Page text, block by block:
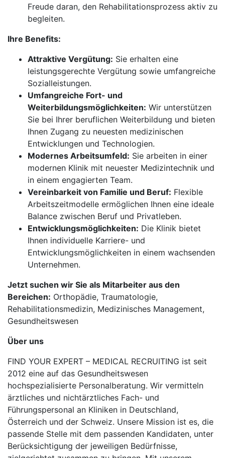
Freude daran, den Rehabilitationsprozess aktiv zu
begleiten.
Ihre Benefits:
Attraktive Vergütung: Sie erhalten eine
leistungsgerechte Vergütung sowie umfangreiche
Sozialleistungen.
Umfangreiche Fort- und
Weiterbildungsmöglichkeiten: Wir unterstützen
Sie bei Ihrer beruflichen Weiterbildung und bieten
Ihnen Zugang zu neuesten medizinischen
Entwicklungen und Technologien.
Modernes Arbeitsumfeld: Sie arbeiten in einer
modernen Klinik mit neuester Medizintechnik und
in einem engagierten Team.
Vereinbarkeit von Familie und Beruf: Flexible
Arbeitszeitmodelle ermöglichen Ihnen eine ideale
Balance zwischen Beruf und Privatleben.
Entwicklungsmöglichkeiten: Die Klinik bietet
Ihnen individuelle Karriere- und
Entwicklungsmöglichkeiten in einem wachsenden
Unternehmen.
Jetzt suchen wir Sie als Mitarbeiter aus den
Bereichen: Orthopädie, Traumatologie,
Rehabilitationsmedizin, Medizinisches Management,
Gesundheitswesen
Über uns
FIND YOUR EXPERT – MEDICAL RECRUITING ist seit
2012 eine auf das Gesundheitswesen
hochspezialisierte Personalberatung. Wir vermitteln
ärztliches und nichtärztliches Fach- und
Führungspersonal an Kliniken in Deutschland,
Österreich und der Schweiz. Unsere Mission ist es, die
passende Stelle mit dem passenden Kandidaten, unter
Berücksichtigung der jeweiligen Bedürfnisse,